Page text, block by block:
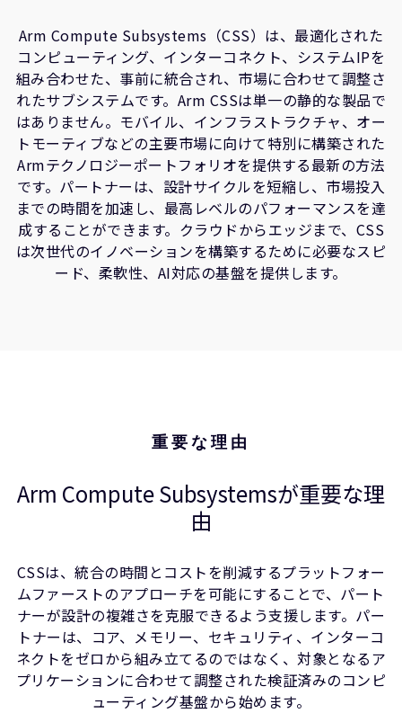
グローバル本社
110 Fulbourn Road
Cambridge, UK
CB1 9NJ
Tel: + 44(1223) 400 400 [main reception]
Fax: + 44(1223) 400 410
全てのオフィスを見る
Arm Compute Subsystems（CSS）は、最適化された
コンピューティング、インターコネクト、システムIPを
組み合わせた、事前に統合され、市場に合わせて調整さ
れたサブシステムです。Arm CSSは単一の静的な製品で
はありません。モバイル、インフラストラクチャ、オー
トモーティブなどの主要市場に向けて特別に構築された
Armテクノロジーポートフォリオを提供する最新の方法
です。パートナーは、設計サイクルを短縮し、市場投入
までの時間を加速し、最高レベルのパフォーマンスを達
成することができます。クラウドからエッジまで、CSS
は次世代のイノベーションを構築するために必要なスピ
ード、柔軟性、AI対応の基盤を提供します。
重要な理由
Arm Compute Subsystemsが重要な理
由
CSSは、統合の時間とコストを削減するプラットフォー
ムファーストのアプローチを可能にすることで、パート
ナーが設計の複雑さを克服できるよう支援します。パー
トナーは、コア、メモリー、セキュリティ、インターコ
ネクトをゼロから組み立てるのではなく、対象となるア
プリケーションに合わせて調整された検証済みのコンピ
ューティング基盤から始めます。